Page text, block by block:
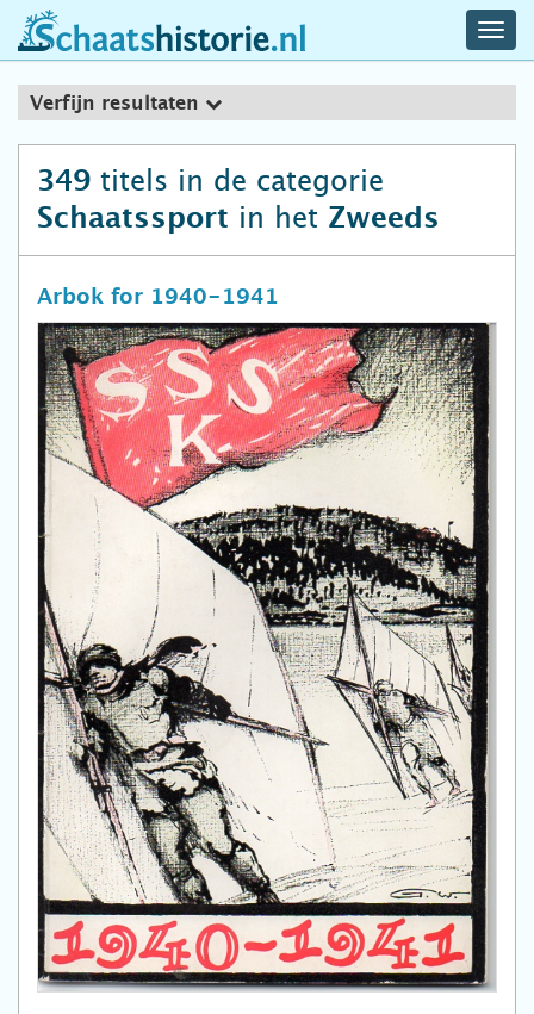
schaatshistorie.nl
Verfijn resultaten
349 titels in de categorie
Schaatssport in het Zweeds
Arbok for 1940-1941